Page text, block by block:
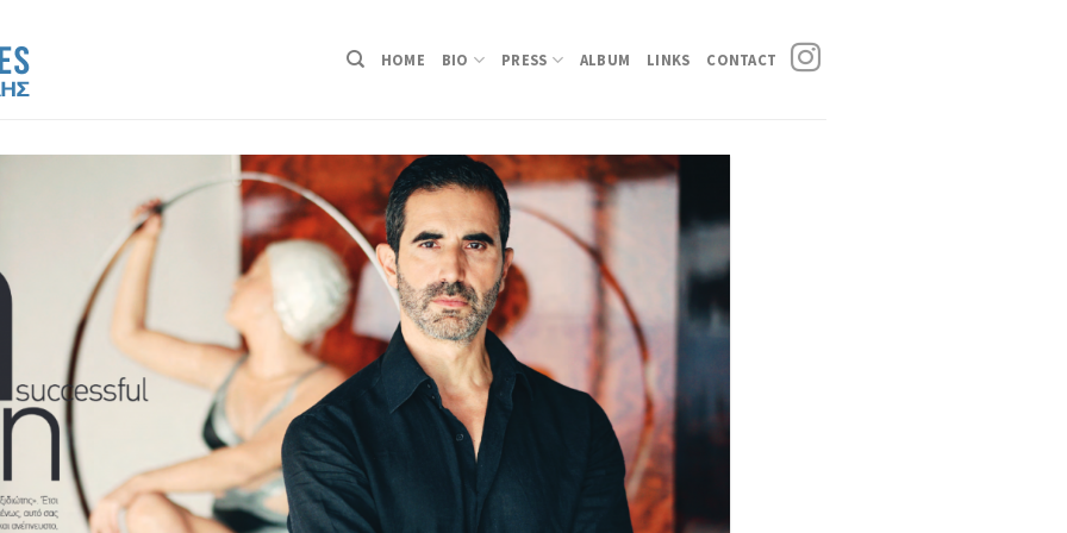
HOME BIO PRESS ALBUM LINKS CONTACT